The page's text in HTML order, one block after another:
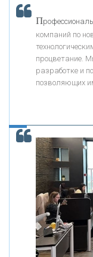
«ПРЕСС-
ОНАС
КОНТАКТЫ
К ак
П
компаний по
процветание.
разработке и
позволяющих